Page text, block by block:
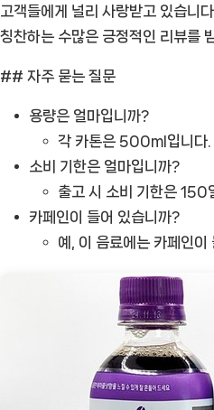
고객들에게 널리 사랑받고 있습니
칭찬하는 수많은 긍정적인 리뷰를
## 자주 묻는 질문
용량은 얼마입니까?
각 카톤은 500ml입니다.
소비 기한은 얼마입니까?
출고 시 소비 기한은 150
카페인이 들어 있습니까?
예, 이 음료에는 카페인이